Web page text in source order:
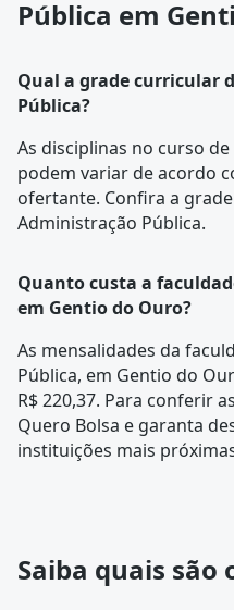
Pública em
Qual a grade curricular
Pública?
As disciplinas no curso
podem variar de acordo
ofertante. Confira a
Administração Pública.
Quanto custa a
em Gentio do Ouro?
As mensalidades da
Pública, em Gentio do
R$ 220,37. Para conferir
Quero Bolsa e garanta
instituições mais
Saiba quais são